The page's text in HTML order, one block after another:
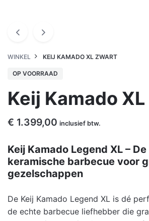
WINKEL KEIJ KAMADO XL ZWART
OP VOORRAAD
Keij Kamado
€ 1.399,00 inclusief btw.
Keij Kamado Legend XL –
keramische barbecue voor
gezelschappen
De Keij Kamado Legend XL is dé
de echte barbecue liefhebber die